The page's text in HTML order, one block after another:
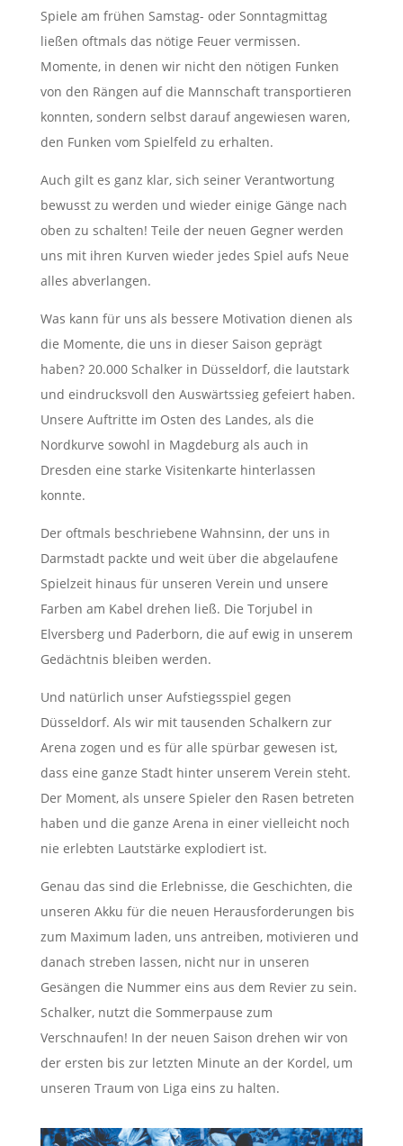
Spiele am frühen Samstag- oder Sonntagmittag
ließen oftmals das nötige Feuer vermissen.
Momente, in denen wir nicht den nötigen Funken
von den Rängen auf die Mannschaft transportieren
konnten, sondern selbst darauf angewiesen waren,
den Funken vom Spielfeld zu erhalten.
Auch gilt es ganz klar, sich seiner Verantwortung
bewusst zu werden und wieder einige Gänge nach
oben zu schalten! Teile der neuen Gegner werden
uns mit ihren Kurven wieder jedes Spiel aufs Neue
alles abverlangen.
Was kann für uns als bessere Motivation dienen als
die Momente, die uns in dieser Saison geprägt
haben? 20.000 Schalker in Düsseldorf, die lautstark
und eindrucksvoll den Auswärtssieg gefeiert haben.
Unsere Auftritte im Osten des Landes, als die
Nordkurve sowohl in Magdeburg als auch in
Dresden eine starke Visitenkarte hinterlassen
konnte.
Der oftmals beschriebene Wahnsinn, der uns in
Darmstadt packte und weit über die abgelaufene
Spielzeit hinaus für unseren Verein und unsere
Farben am Kabel drehen ließ. Die Torjubel in
Elversberg und Paderborn, die auf ewig in unserem
Gedächtnis bleiben werden.
Und natürlich unser Aufstiegsspiel gegen
Düsseldorf. Als wir mit tausenden Schalkern zur
Arena zogen und es für alle spürbar gewesen ist,
dass eine ganze Stadt hinter unserem Verein steht.
Der Moment, als unsere Spieler den Rasen betreten
haben und die ganze Arena in einer vielleicht noch
nie erlebten Lautstärke explodiert ist.
Genau das sind die Erlebnisse, die Geschichten, die
unseren Akku für die neuen Herausforderungen bis
zum Maximum laden, uns antreiben, motivieren und
danach streben lassen, nicht nur in unseren
Gesängen die Nummer eins aus dem Revier zu sein.
Schalker, nutzt die Sommerpause zum
Verschnaufen! In der neuen Saison drehen wir von
der ersten bis zur letzten Minute an der Kordel, um
unseren Traum von Liga eins zu halten.